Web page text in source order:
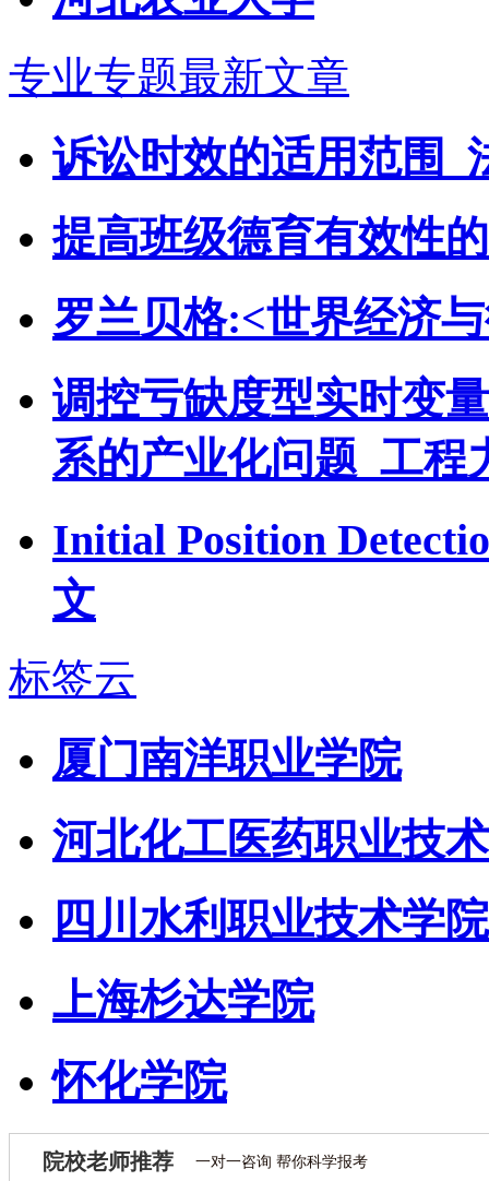
专业专题最新文章
诉讼时效的适用范围_
提高班级德育有效性
罗兰贝格:<世界经济
调控亏缺度型实时变
系的产业化问题_工程
Initial Position
文
标签云
厦门南洋职业学院
河北化工医药职业技
四川水利职业技术学院
上海杉达学院
怀化学院
院校老师推荐 一对一咨询 帮你科学报考